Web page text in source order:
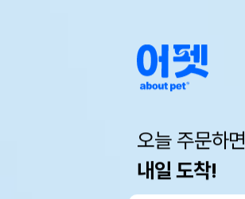
오늘 주문하면
내일 도착!